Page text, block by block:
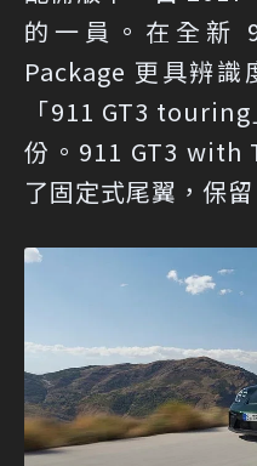
的一員。在全新
Package 更具辨
「911 GT3
份。911 GT3 with
了固定式尾翼，保